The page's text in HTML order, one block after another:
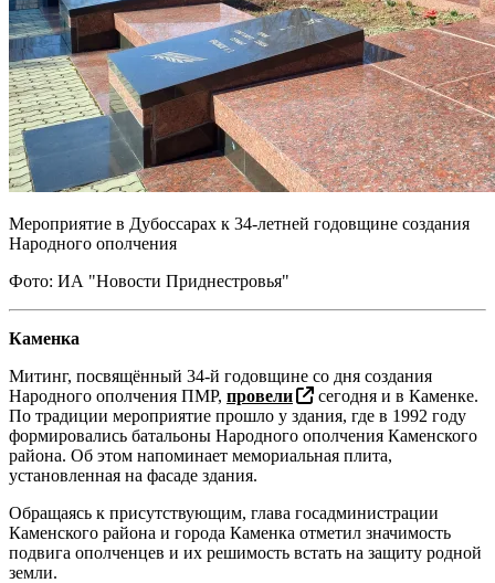
Мероприятие в Дубоссарах к 34-летней годовщине создания
Народного ополчения
Фото: ИА "Новости Приднестровья"
Каменка
Митинг, посвящённый 34-й годовщине со дня создания
Народного ополчения ПМР, провели
сегодня и в Каменке.
По традиции мероприятие прошло у здания, где в 1992 году
формировались батальоны Народного ополчения Каменского
района. Об этом напоминает мемориальная плита,
установленная на фасаде здания.
Обращаясь к присутствующим, глава госадминистрации
Каменского района и города Каменка отметил значимость
подвига ополченцев и их решимость встать на защиту родной
земли.